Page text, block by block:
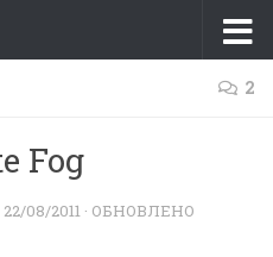
2
Fog
22/08/2011 · ОБНОВЛЕНО